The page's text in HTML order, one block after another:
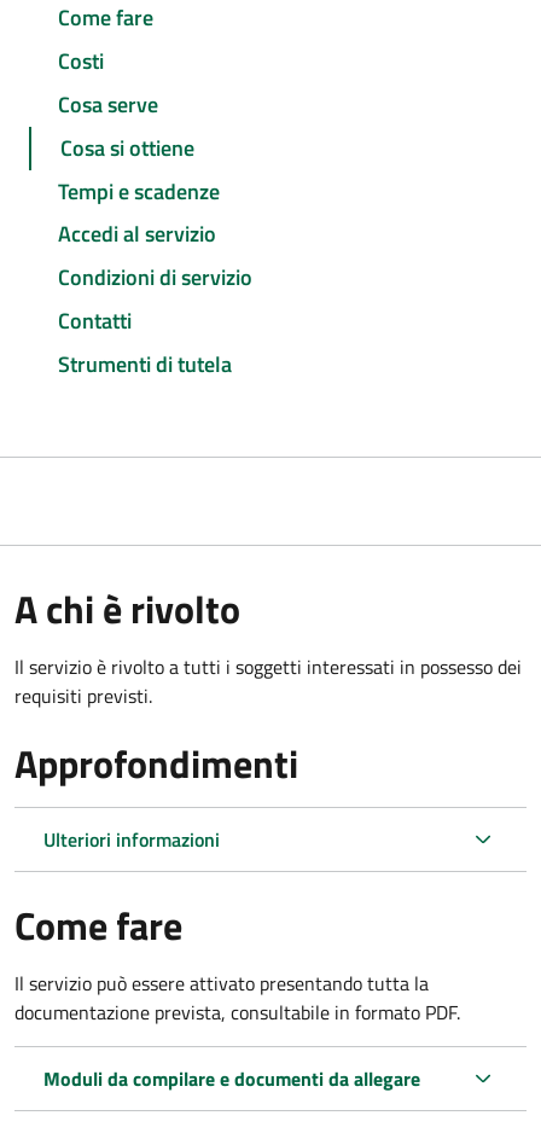
Come fare
Costi
Cosa serve
Cosa si ottiene
Tempi e scadenze
Accedi al servizio
Condizioni di servizio
Contatti
Strumenti di tutela
A chi è rivolto
Il servizio è rivolto a tutti i soggetti interessati in possesso dei
requisiti previsti.
Approfondimenti
Ulteriori informazioni
Come fare
Il servizio può essere attivato presentando tutta la
documentazione prevista, consultabile in formato PDF.
Moduli da compilare e documenti da allegare